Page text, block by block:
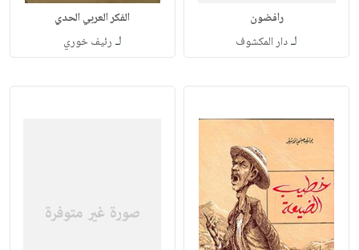
رافضون
لـدار المكشوف
الفكر العربي الحدي
لـ رئيف خوري